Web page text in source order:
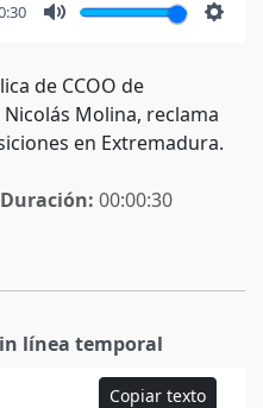
de CCOO de
Molina, reclama
en Extremadura.
Duración: 00:00:30
línea temporal
Copiar texto